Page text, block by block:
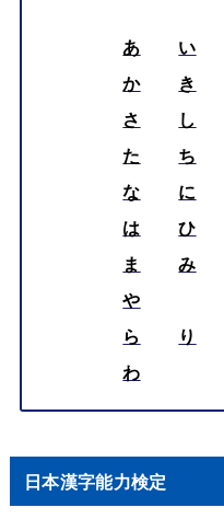
あ い
か
き
さ
し
た
ち
な
に
は
ひ
ま
み
や
ら
り
わ
日本漢字能力検定